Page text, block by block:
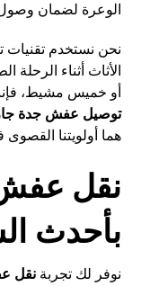
الوعرة لضمان وصول
نحن نستخدم تقنيات
الأثاث أثناء الرحلة
أو خميس مشيط،
توصيل عفش جدة
هما أولويتنا
نقل
بأحدث
نوفر لك تجربةنقل